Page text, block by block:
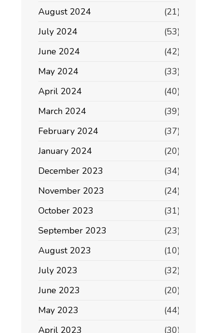
August 2024
(21)
July 2024
(53)
June 2024
(42)
May 2024
(33)
April 2024
(40)
March 2024
(39)
February 2024
(37)
January 2024
(20)
December 2023
(34)
November 2023
(24)
October 2023
(31)
September 2023
(23)
August 2023
(10)
July 2023
(32)
June 2023
(20)
May 2023
(44)
April 2023
(30)